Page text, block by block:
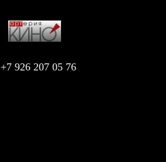
+7 926 207 05 76